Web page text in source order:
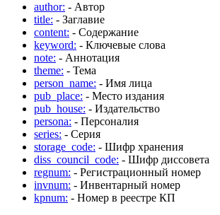
author: - Автор
title: - Заглавие
content: - Содержание
keyword: - Ключевые слова
note: - Аннотация
theme: - Тема
person_name: - Имя лица
pub_place: - Место издания
pub_house: - Издательство
persona: - Персоналия
series: - Серия
storage_code: - Шифр хранения
diss_council_code: - Шифр диссовета
regnum: - Регистрационный номер
invnum: - Инвентарный номер
kpnum: - Номер в реестре КП